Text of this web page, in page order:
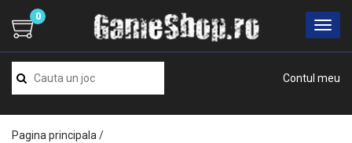
Contul meu
0
Pagina principala /